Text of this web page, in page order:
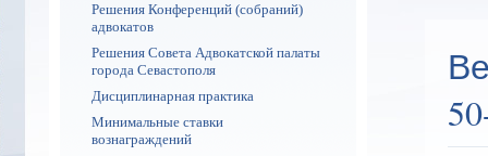
Решения Конференций (собраний)
адвокатов
Решения Совета Адвокатской палаты
города Севастополя
Дисциплинарная практика
Минимальные ставки
вознаграждений